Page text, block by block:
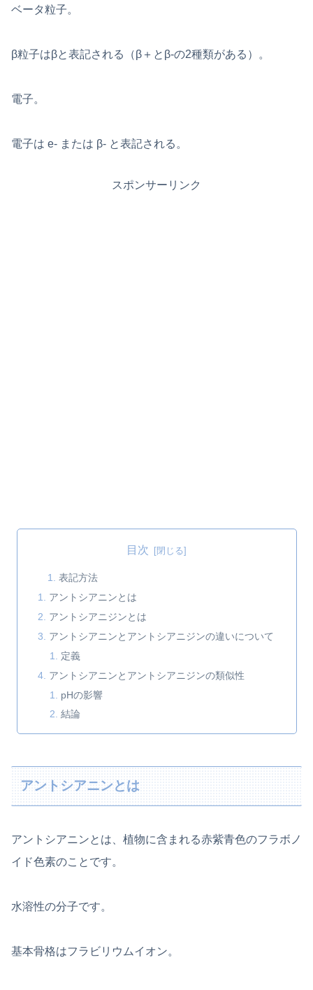
ベータ粒子。
β粒子はβと表記される（β＋とβ-の2種類がある）。
電子。
電子は e- または β- と表記される。
スポンサーリンク
目次
表記方法
アントシアニンとは
アントシアニジンとは
アントシアニンとアントシアニジンの違いについて
定義
アントシアニンとアントシアニジンの類似性
pHの影響
結論
アントシアニンとは
アントシアニンとは、植物に含まれる赤紫青色のフラボノ
イド色素のことです。
水溶性の分子です。
基本骨格はフラビリウムイオン。